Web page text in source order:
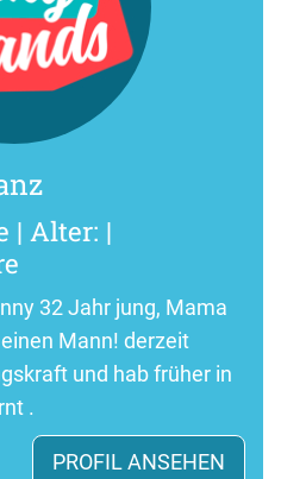
| Alter: |
32 Jahr jung, Mama
Mann! derzeit
und hab früher in
.
PROFIL ANSEHEN